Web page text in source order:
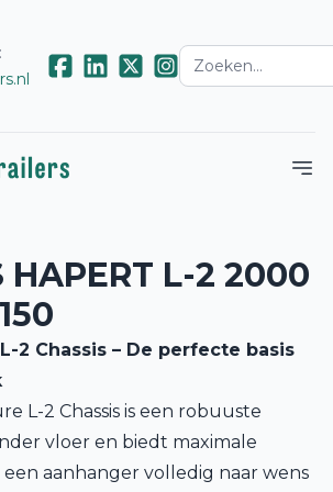
HAPERT L-2 2000
2 Chassis – De perfecte basis
L-2 Chassis is een robuuste
vloer en biedt maximale
aanhanger volledig naar wens